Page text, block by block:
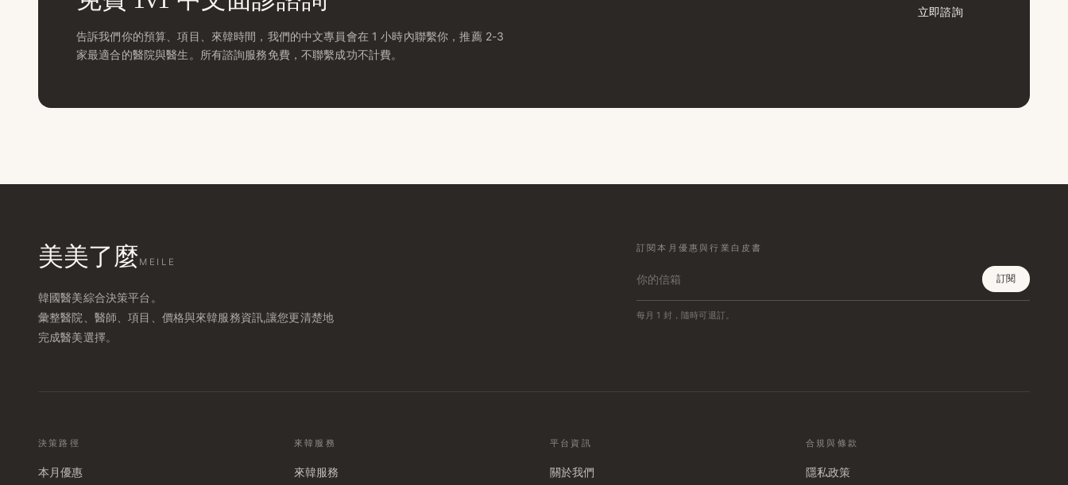
告訴我們你的預算、項目、來韓時間，我們的中文專員會在 1 小時內聯繫你，推薦 2-3
家最適合的醫院與醫生。所有諮詢服務免費，不聯繫成功不計費。
立即諮詢
美美了麼MEILE
韓國醫美綜合決策平台。
彙整醫院、醫師、項目、價格與來韓服務資訊,讓您更清楚地
完成醫美選擇。
訂閱本月優惠與行業白皮書
訂閱
每月 1 封，隨時可退訂。
決策路徑
本月優惠
來韓服務
來韓服務
平台資訊
關於我們
合規與條款
隱私政策